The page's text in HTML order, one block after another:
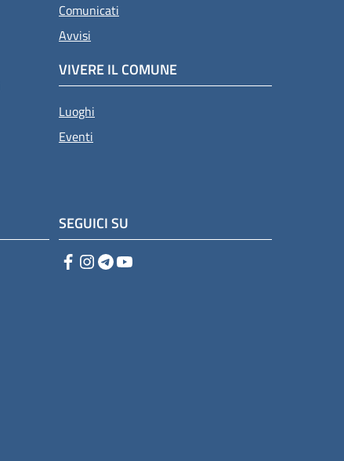
Comunicati
Avvisi
VIVERE IL COMUNE
Luoghi
Eventi
SEGUICI SU
Facebook
Instagram
Telegram